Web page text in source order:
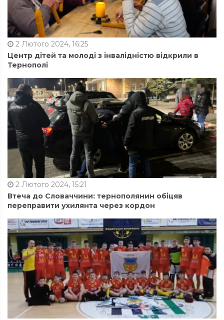
2 Лютого 2024, 16:25
Центр дітей та молоді з інвалідністю відкрили в
Тернополі
2 Лютого 2024, 15:21
Втеча до Словаччини: тернополянин обіцяв
переправити ухилянта через кордон